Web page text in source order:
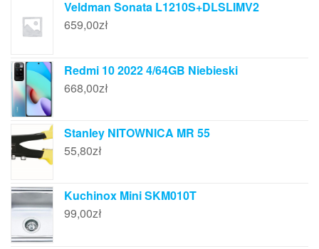
Veldman Sonata L1210S+DLSLIMV2
659,00zł
Redmi 10 2022 4/64GB Niebieski
668,00zł
Stanley NITOWNICA MR 55
55,80zł
Kuchinox Mini SKM010T
99,00zł